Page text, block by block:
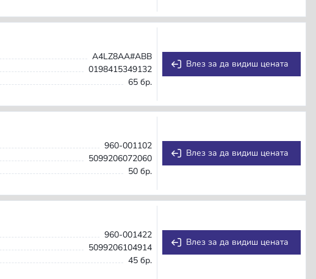
A4LZ8AA#ABB
0198415349132
65 бр.
Влез за да видиш цената
960-001102
5099206072060
50 бр.
Влез за да видиш цената
960-001422
5099206104914
45 бр.
Влез за да видиш цената